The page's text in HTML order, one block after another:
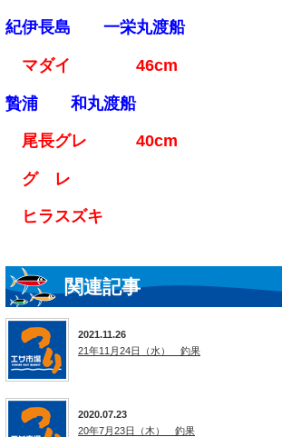
紀伊長島 一栄丸渡船
マダイ 46cm
贄浦 和丸渡船
尾長グレ 40cm
グ レ 15
ヒラスズキ
関連記事
2021.11.26
21年11月24日（水） 釣果
2020.07.23
20年7月23日（木） 釣果